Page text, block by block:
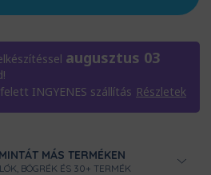
augusztus 03
felett INGYENES szállítás Részletek
MÁS TERMÉKEN
BÖGRÉK ÉS 30+ TERMÉK